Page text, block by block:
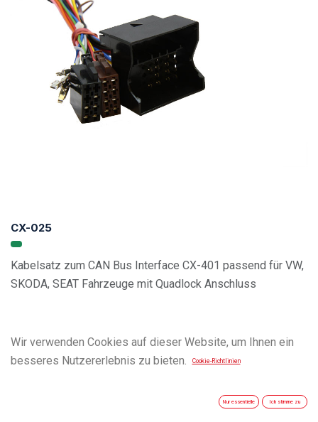
CX-025
Kabelsatz zum CAN Bus Interface CX-401 passend für VW,
SKODA, SEAT Fahrzeuge mit Quadlock Anschluss
Vehicle Compatibility List
Wir verwenden Cookies auf dieser Website, um Ihnen ein
besseres Nutzererlebnis zu bieten.
Cookie-Richtlinien
Nur essentielle Ich stimme zu